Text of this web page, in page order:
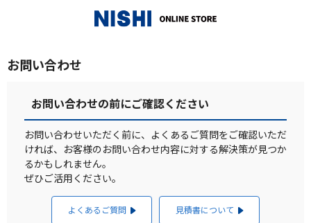
お問い合わせ
お問い合わせの前にご確認ください
お問い合わせいただく前に、よくあるご質問をご確認いただ
ければ、お客様のお問い合わせ内容に対する解決策が見つか
るかもしれません。
ぜひご活用ください。
よくあるご質問 見積書について